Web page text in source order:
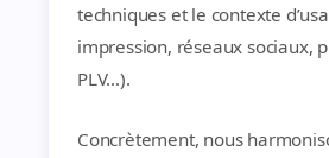
techniques et le contexte
impression, réseaux sociaux,
PLV…).
Concrètement, nous